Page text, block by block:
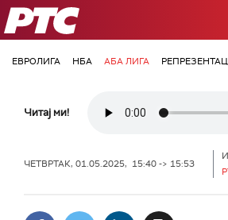
РТС
ЕВРОЛИГА НБА АБА ЛИГА
Читај ми!
ЧЕТВРТАК, 01.05.2025, 15:40 -> 15:53